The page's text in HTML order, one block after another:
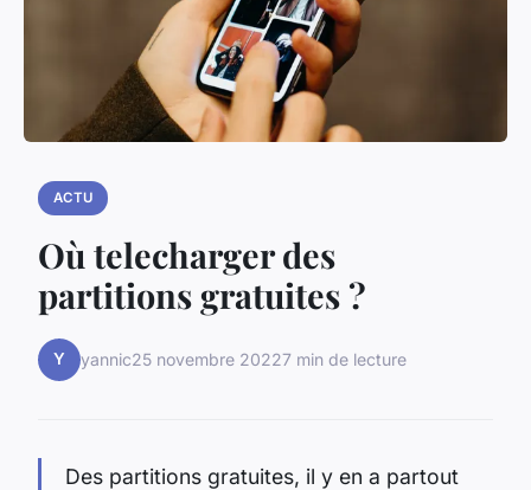
ACTU
Où telecharger des
partitions gratuites ?
Y yannic25 novembre 20227 min de lecture
Des partitions gratuites, il y en a partout